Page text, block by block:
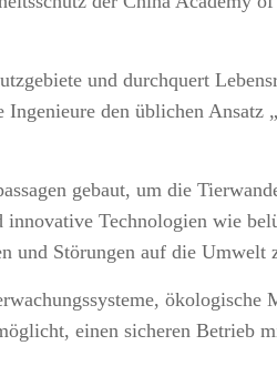
und durchquert
den üblichen Ansatz
gebaut, um die
Technologien wie
und Störungen auf die Umwelt
ökologische
einen sicheren